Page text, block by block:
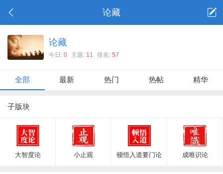
论藏
论藏
今日:0 主题: 11 排名:57
全部 最新 热门 热帖 精华
子版块
大智度论 小止观 顿悟入道要门论 成唯识论